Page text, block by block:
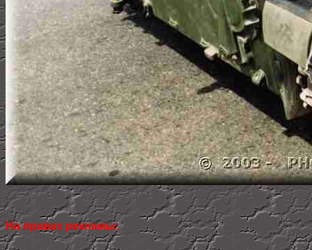
На правах рекламы: